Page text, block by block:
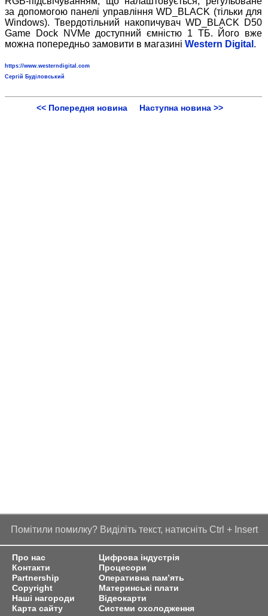
за допомогою панелі управління WD_BLACK (тільки для
Windows). Твердотільний накопичувач WD_BLACK D50
Game Dock NVMe доступний ємністю 1 ТБ. Його вже
можна попередньо замовити в магазині Western Digital .
https://www.westerndigital.com
Сергій Буділовський
<< Попередня новина Наступна новина >>
Помітили помилку? Виділіть текст, натисніть Ctrl + Insert
Про нас
Контакти
Partnership
Copyright
Наші нагороди
Карта сайту
Цифрова індустрія
Процесори
Оперативна пам’ять
Материнські плати
Відеокарти
Системи охолодження